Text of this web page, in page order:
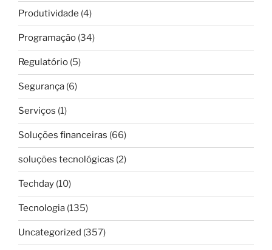
Produtividade (4)
Programação (34)
Regulatório (5)
Segurança (6)
Serviços (1)
Soluções financeiras (66)
soluções tecnológicas (2)
Techday (10)
Tecnologia (135)
Uncategorized (357)